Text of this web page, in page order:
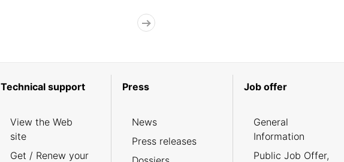
Technical support
View the Web
site
Get / Renew your
Press
News
Press releases
Job offer
General
Information
Public Job Offer,